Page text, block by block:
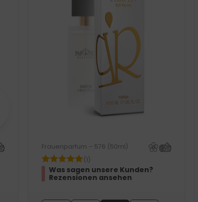
Frauenparfum – 576 (50ml)
(1)
Was sagen unsere Kunden?
Rezensionen ansehen